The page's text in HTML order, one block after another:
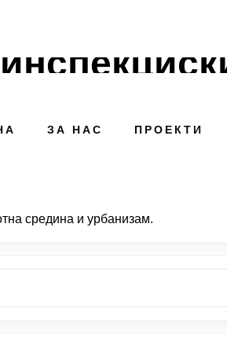
ЗА НАС ПРОЕКТИ
средина и урбанизам.